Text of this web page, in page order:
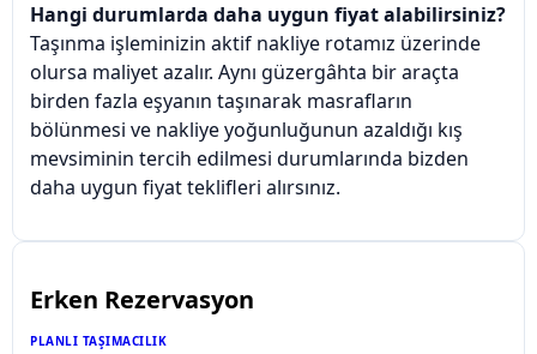
Hangi durumlarda daha uygun fiyat alabilirsiniz?
Taşınma işleminizin aktif nakliye rotamız üzerinde
olursa maliyet azalır. Aynı güzergâhta bir araçta
birden fazla eşyanın taşınarak masrafların
bölünmesi ve nakliye yoğunluğunun azaldığı kış
mevsiminin tercih edilmesi durumlarında bizden
daha uygun fiyat teklifleri alırsınız.
Erken Rezervasyon
PLANLI TAŞIMACILIK